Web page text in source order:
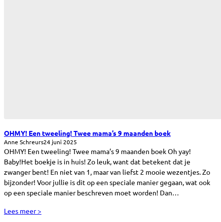
OHMY! Een tweeling! Twee mama’s 9 maanden boek
Anne Schreurs24 juni 2025
OHMY! Een tweeling! Twee mama’s 9 maanden boek Oh yay!
Baby!Het boekje is in huis! Zo leuk, want dat betekent dat je
zwanger bent! En niet van 1, maar van liefst 2 mooie wezentjes. Zo
bijzonder! Voor jullie is dit op een speciale manier gegaan, wat ook
op een speciale manier beschreven moet worden! Dan…
Lees meer >